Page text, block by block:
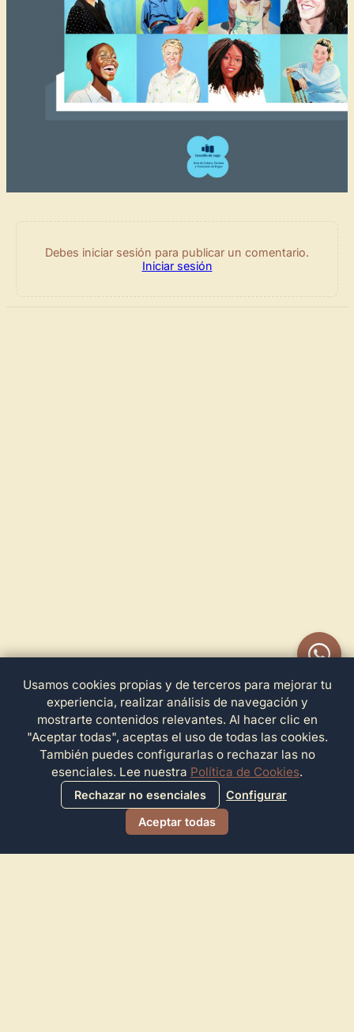
Debes iniciar sesión para publicar un comentario.
Iniciar sesión
Usamos cookies propias y de terceros para mejorar tu
experiencia, realizar análisis de navegación y
mostrarte contenidos relevantes. Al hacer clic en
"Aceptar todas", aceptas el uso de todas las cookies.
También puedes configurarlas o rechazar las no
esenciales. Lee nuestra Política de Cookies.
Rechazar no esenciales
Configurar
Aceptar todas